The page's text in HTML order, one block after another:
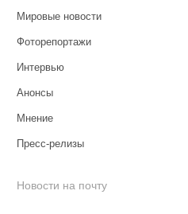
Мировые новости
Фоторепортажи
Интервью
Анонсы
Мнение
Пресс-релизы
Новости на почту